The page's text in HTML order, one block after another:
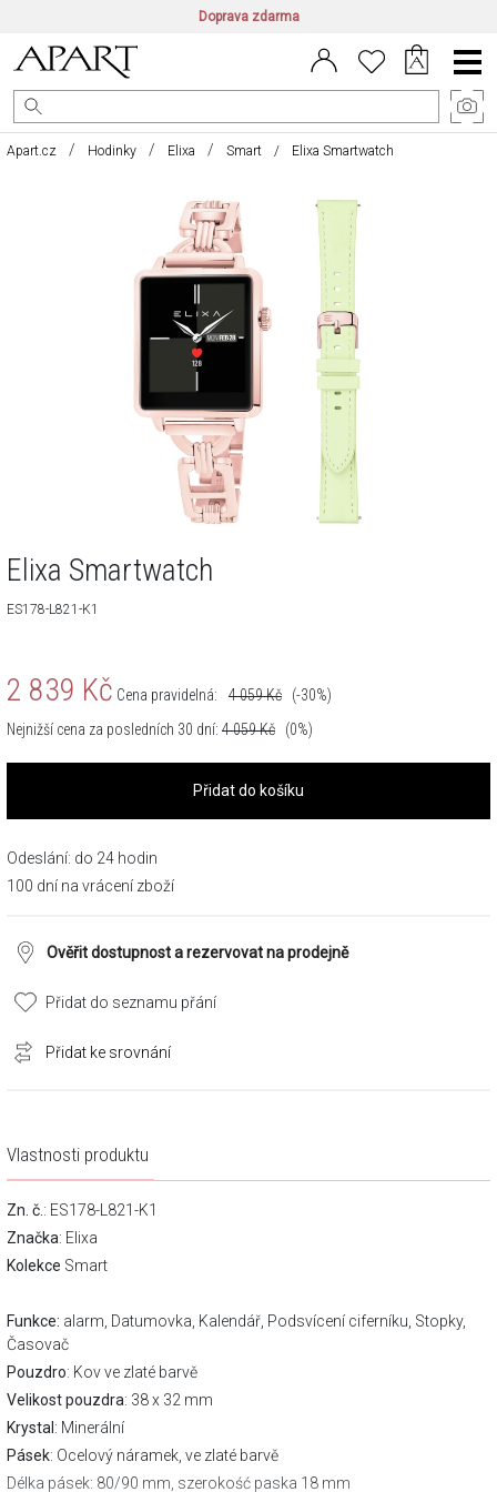
Doprava zdarma
CZ/CZK | EN/EUR PL/PLN
Main
Menu
Apart.cz Hodinky Elixa Smart Elixa Smartwatch
Vlastnosti produktu
Zn. č. : ES178-L821-K1
Značka: Elixa
Kolekce Smart
Funkce: alarm, Datumovka, Kalendář, Podsvícení ciferníku, Stopky,
Časovač
Pouzdro: Kov ve zlaté barvě
Velikost pouzdra: 38 x 32 mm
Krystal : Minerální
Pásek: Ocelový náramek, ve zlaté barvě
Délka pásek: 80/90 mm, szerokość paska 18 mm
Elixa Smartwatch
ES178-L821-K1
2 839 Kč Cena pravidelná: 4 059Kč
(-30%)
Nejnižší cena za posledních 30 dní: 4 059Kč (0%)
Přidat do košíku
Odeslání: do 24 hodin
100 dní na vrácení zboží
Ověřit dostupnost a rezervovat na prodejně
Přidat do seznamu přání
Přidat ke srovnání